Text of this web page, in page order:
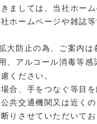
しては、当社ホーム
ームページや雑誌等
大防止の為、ご案内は
、アルコール消毒等
ください。
、手をつなぐ等目を
交通機関又は近くの
させていただいてお